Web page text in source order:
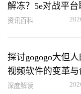
解冻？5e对战平
结解冻方法
资讯百科
探讨gogogo大但
视频软件的变革
深度解读